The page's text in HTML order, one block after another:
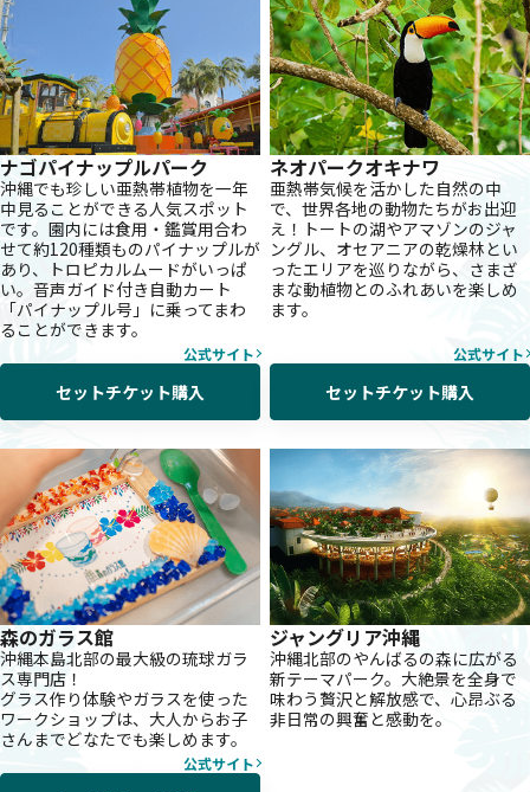
ナゴパイナップルパーク
沖縄でも珍しい亜熱帯植物を一年
中見ることができる人気スポット
です。園内には食用・鑑賞用合わ
せて約120種類ものパイナップルが
あり、トロピカルムードがいっぱ
い。音声ガイド付き自動カート
「パイナップル号」に乗ってまわ
ることができます。
公式サイト
セットチケット購入
ネオパークオキナワ
亜熱帯気候を活かした自然の中
で、世界各地の動物たちがお出迎
え！トートの湖やアマゾンのジャ
ングル、オセアニアの乾燥林とい
ったエリアを巡りながら、さまざ
まな動植物とのふれあいを楽しめ
ます。
公式サイト
セットチケット購入
森のガラス館
沖縄本島北部の最大級の琉球ガラ
ス専門店！
グラス作り体験やガラスを使った
ワークショップは、大人からお子
さんまでどなたでも楽しめます。
公式サイト
ジャングリア沖縄
沖縄北部のやんばるの森に広がる
新テーマパーク。大絶景を全身で
味わう贅沢と解放感で、心昂ぶる
非日常の興奮と感動を。